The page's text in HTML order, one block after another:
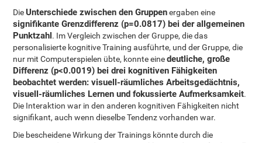
DieUnterschiede zwischen den Gruppenergaben eine
signifikante Grenzdifferenz (p=0.0817) bei der allgemeinen
Punktzahl. Im Vergleich zwischen der Gruppe, die das
personalisierte kognitive Training ausführte, und der Gruppe, die
nur mit Computerspielen übte, konnte einedeutliche, große
Differenz (p<0.0019) bei drei kognitiven Fähigkeiten
beobachtet werden: visuell-räumliches Arbeitsgedächtnis,
visuell-räumliches Lernen und fokussierte Aufmerksamkeit.
Die Interaktion war in den anderen kognitiven Fähigkeiten nicht
signifikant, auch wenn dieselbe Tendenz vorhanden war.
Die bescheidene Wirkung der Trainings könnte durch die